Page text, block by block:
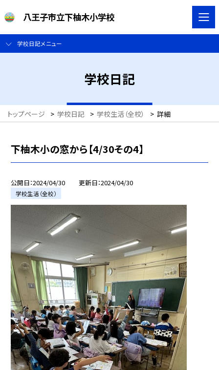
八王子市立下柚木小学校
学校日記メニュー
学校日記
トップページ > 学校日記 > 学校生活（全校） > 詳細
下柚木小の窓から【4/30その4】
公開日 2024/04/30 更新日 2024/04/30
学校生活（全校）